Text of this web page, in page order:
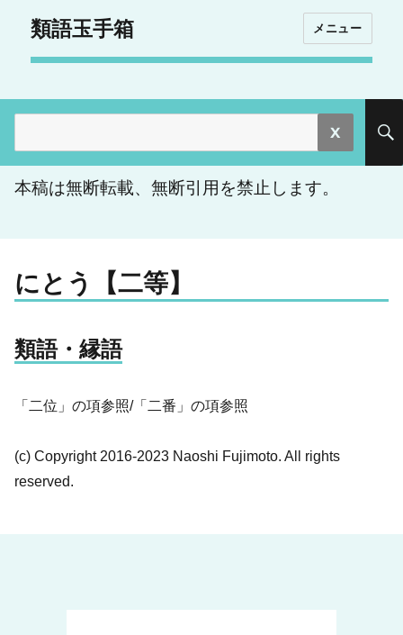
類語玉手箱 メニュー
索:
本稿は無断転載、無断引用を禁止します。
にとう【二等】
類語・縁語
「二位」の項参照/「二番」の項参照
(c) Copyright 2016-2023 Naoshi Fujimoto. All rights
reserved.